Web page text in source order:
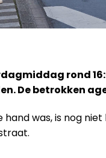
rond
De betrokken
was, is nog